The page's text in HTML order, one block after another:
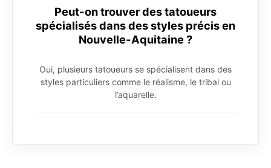
Peut-on trouver des tatoueurs
spécialisés dans des styles précis en
Nouvelle-Aquitaine ?
Oui, plusieurs tatoueurs se spécialisent dans des
styles particuliers comme le réalisme, le tribal ou
l’aquarelle.